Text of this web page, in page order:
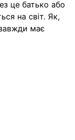
це батько або
на світ. Як,
має